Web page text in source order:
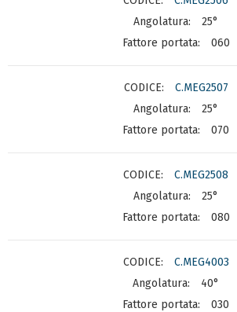
25°
060
C.MEG2507
25°
070
C.MEG2508
25°
080
C.MEG4003
40°
030